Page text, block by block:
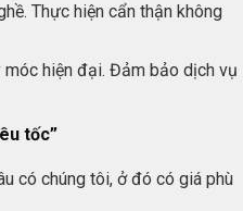
Thực hiện cẩn thận không
hiện đại. Đảm bảo dịch vụ
tốc”
có chúng tôi, ở đó có giá phù